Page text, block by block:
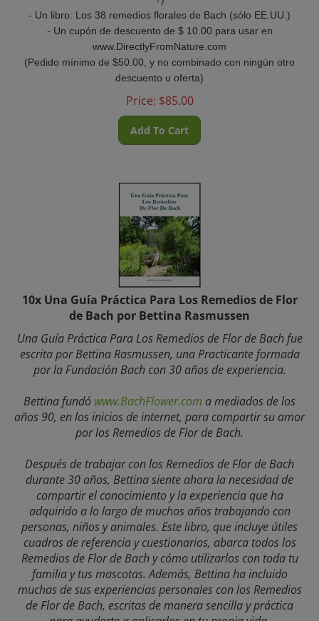
- Un libro: Los 38 remedios florales de Bach (sólo EE.UU.)
- Un cupón de descuento de $ 10.00 para usar en
www.DirectlyFromNature.com
(Pedido mínimo de $50.00, y no combinado con ningún otro
descuento u oferta)
Price:
10x Una Guía Práctica Para Los Remedios de Flor
de Bach por Bettina Rasmussen
Una Guía Práctica Para Los Remedios de Flor de Bach fue
escrita por Bettina Rasmussen, una Practicante formada
por la Fundación Bach con 30 años de experiencia.
Bettina fundó
www.BachFlower.com
a mediados de los
años 90, en los inicios de internet, para compartir su amor
por los Remedios de Flor de Bach.
Después de trabajar con los Remedios de Flor de Bach
durante 30 años, Bettina siente ahora la necesidad de
compartir el conocimiento y la experiencia que ha
adquirido a lo largo de muchos años trabajando con
personas, niños y animales. Este libro, que incluye útiles
cuadros de referencia y cuestionarios, abarca todos los
Remedios de Flor de Bach y cómo utilizarlos con toda tu
familia y tus mascotas. Además, Bettina ha incluido
muchas de sus experiencias personales con los Remedios
de Flor de Bach, escritas de manera sencilla y práctica
para ayudarte a aplicarlos en tu propia vida.